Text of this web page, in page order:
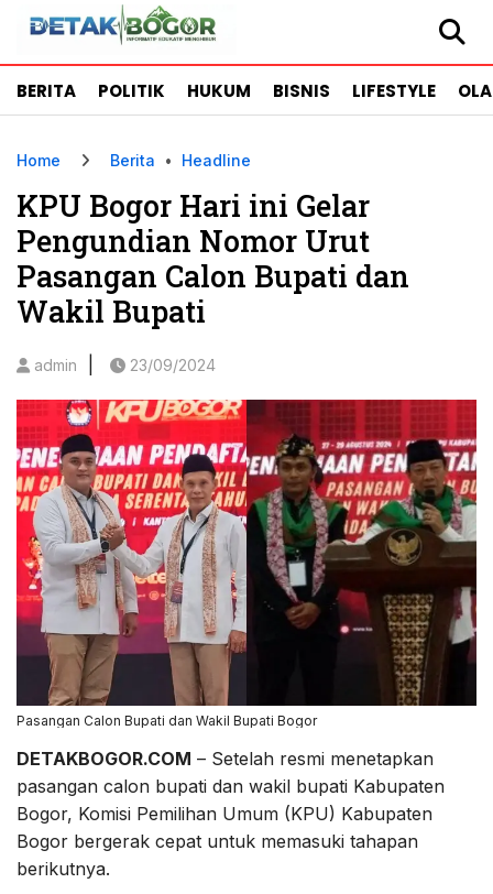
BERITA POLITIK HUKUM BISNIS LIFESTYLE
Home Berita • Headline
KPU Bogor Hari ini Gelar
Pengundian Nomor Urut
Pasangan Calon Bupati dan
Wakil Bupati
admin 23/09/2024
Pasangan Calon Bupati dan Wakil Bupati Bogor
DETAKBOGOR.COM – Setelah resmi menetapkan
pasangan calon bupati dan wakil bupati Kabupaten
Bogor, Komisi Pemilihan Umum (KPU) Kabupaten
Bogor bergerak cepat untuk memasuki tahapan
berikutnya.